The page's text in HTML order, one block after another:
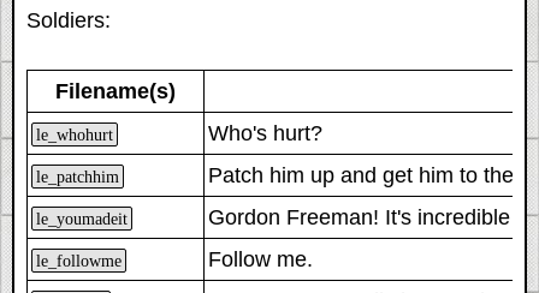
Soldiers:
Filename(s)
le_whohurt Who's hurt?
le_patchhim Patch him up and get him to the
le_youmadeit Gordon Freeman! It's incredible
le_followme Follow me.